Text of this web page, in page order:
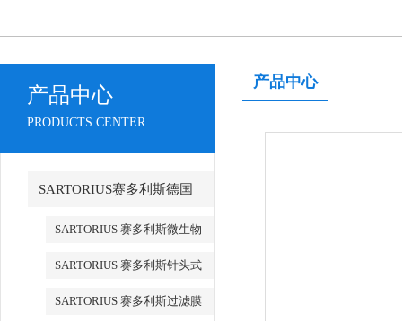
产品中心
PRODUCTS CENTER
SARTORIUS赛多利斯德国
SARTORIUS 赛多利斯微生物
SARTORIUS 赛多利斯针头式
SARTORIUS 赛多利斯过滤膜
产品中心